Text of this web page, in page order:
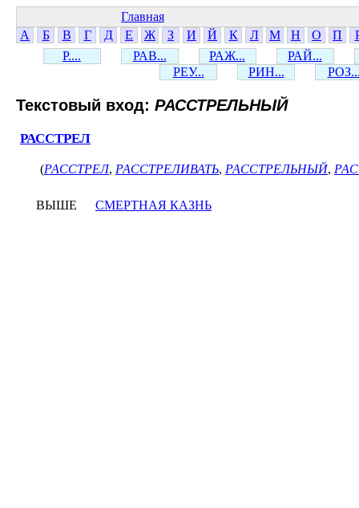
Главная
А
Б В Г Д Е Ж З И Й К Л М Н О П
Р....
РАВ... РАЖ...
РАЙ...
РЕУ...
РИН...
Текстовый вход: РАССТРЕЛЬНЫЙ
РАССТРЕЛ
(РАССТРЕЛ, РАССТРЕЛИВАТЬ, РАССТРЕЛЬНЫЙ,
ВЫШЕ СМЕРТНАЯ КАЗНЬ